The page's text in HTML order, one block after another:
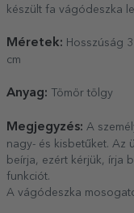
készült fa vágódeszka
Méretek: Hosszúság
cm
Anyag: Tömör tölgy
Megjegyzés: A
nagy- és kisbetűket. Az
beírja, ezért kérjük, írja
funkciót.
A vágódeszka